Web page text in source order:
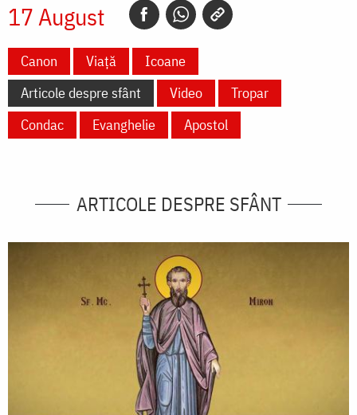
17 August
Canon Viață
Icoane
Articole despre sfânt
Video
Tropar
Condac
Evanghelie Apostol
ARTICOLE DESPRE SFÂNT